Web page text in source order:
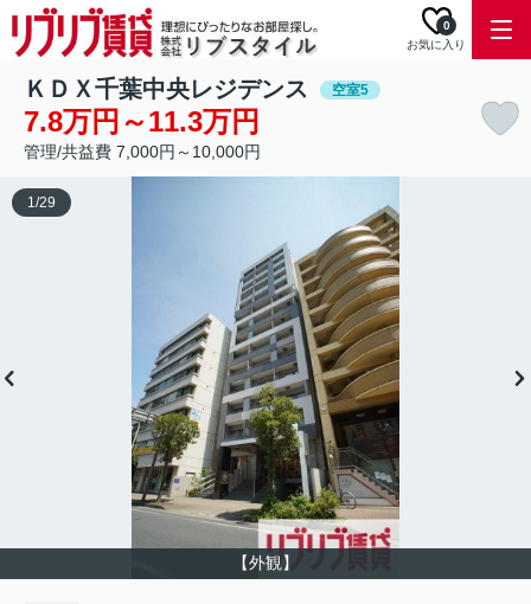
お気に入り
0
ＫＤＸ千葉中央レジデンス 空室5
7.8万円～11.3万円
管理/共益費 7,000円～10,000円
【外観】
1/29